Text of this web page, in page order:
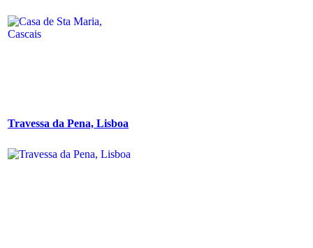
Travessa da Pena, Lisboa